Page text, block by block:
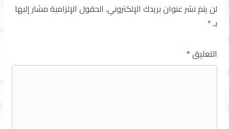
لن يتم نشر عنوان بريدك الإلكتروني. الحقول الإلزامية مشار إليها
بـ*
التعليق*